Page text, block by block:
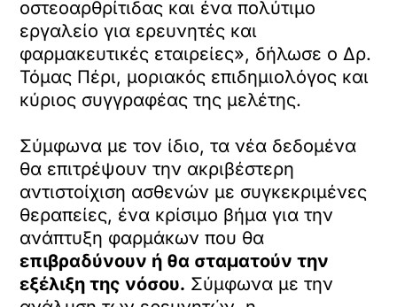
οστεοαρθρίτιδας και ένα πολύτιμο
εργαλείο για ερευνητές και
φαρμακευτικές εταιρείες», δήλωσε ο Δρ.
Τόμας Πέρι, μοριακός επιδημιολόγος και
κύριος συγγραφέας της μελέτης.
Σύμφωνα με τον ίδιο, τα νέα δεδομένα
θα επιτρέψουν την ακριβέστερη
αντιστοίχιση ασθενών με συγκεκριμένες
θεραπείες, ένα κρίσιμο βήμα για την
ανάπτυξη φαρμάκων που θα
επιβραδύνουν ή θα σταματούν την
εξέλιξη της νόσου. Σύμφωνα με την